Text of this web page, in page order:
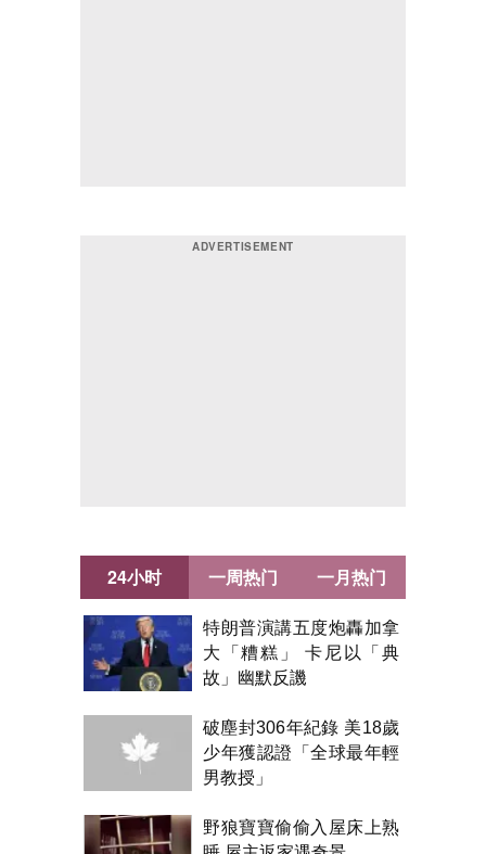
24小时
特朗普演講五度炮轟加拿
大「糟糕」 卡尼以「典
故」幽默反譏
破塵封306年紀錄 美18歲
少年獲認證「全球最年輕
男教授」
野狼寶寶偷偷入屋床上熟
一周热门 一月热门